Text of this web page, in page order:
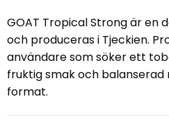
GOAT Tropical Strong är en
och produceras i Tjeckien.
användare som söker ett
fruktig smak och
format.